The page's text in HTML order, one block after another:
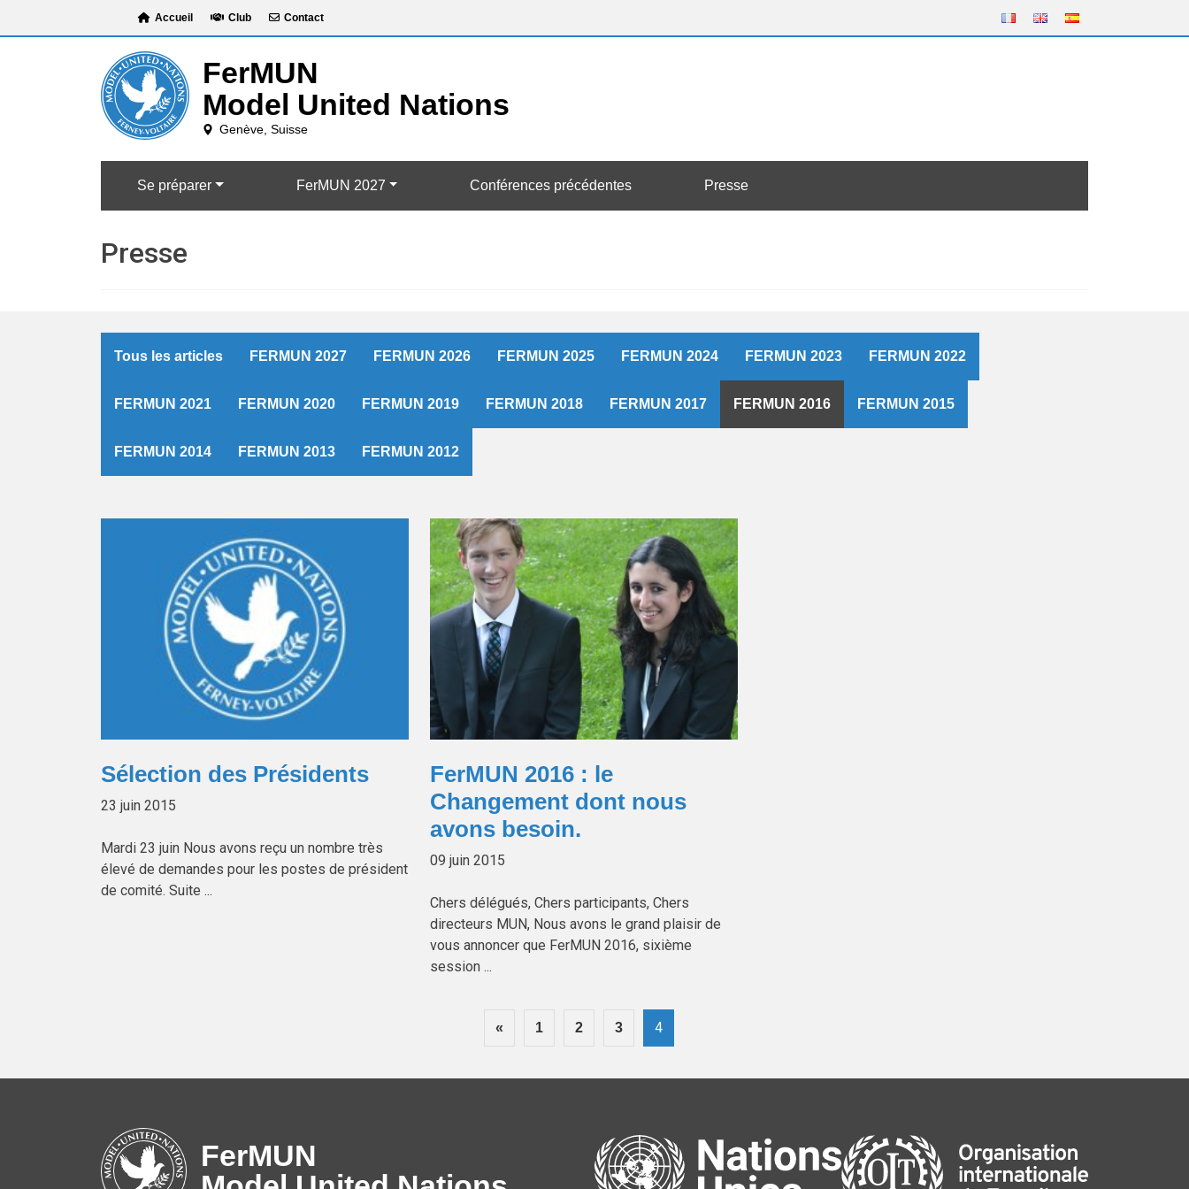
Accueil Club Contact
Se préparer FerMUN 2027 Conférences précédentes Presse
Presse
Tous les articles FERMUN 2027 FERMUN 2026 FERMUN 2025 FERMUN 2024 FERMUN 2023 FERMUN 2022
FERMUN 2021 FERMUN 2020 FERMUN 2019 FERMUN 2018 FERMUN 2017 FERMUN 2016 FERMUN 2015
FERMUN 2014 FERMUN 2013 FERMUN 2012
Sélection des Présidents
23 juin 2015
Mardi 23 juin Nous avons reçu un nombre très
élevé de demandes pour les postes de président
de comité. Suite ...
FerMUN 2016 : le
Changement dont nous
avons besoin.
09 juin 2015
Chers délégués, Chers participants, Chers
directeurs MUN, Nous avons le grand plaisir de
vous annoncer que FerMUN 2016, sixième
session ...
« 1 2 3 4
FerMUN